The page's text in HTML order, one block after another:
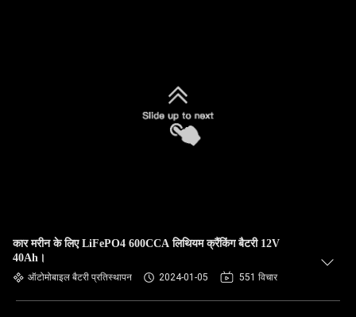
कार मरीन के लिए LiFePO4 600CCA लिथियम क्रैंकिंग बैटरी 12V
40Ah।
ऑटोमोबाइल बैटरी प्रतिस्थापन 2024-01-05 551 विचार